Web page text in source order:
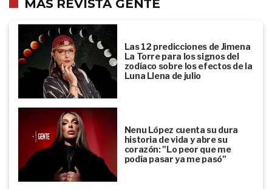
MÁS REVISTA GENTE
Las 12 predicciones de Jimena
La Torre para los signos del
zodíaco sobre los efectos de la
Luna Llena de julio
Nenu López cuenta su dura
historia de vida y abre su
corazón: "Lo peor que me
podía pasar ya me pasó"